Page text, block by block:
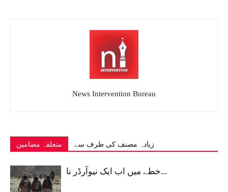
News Intervention Bureau
متعلقہ مضامین زیادہ مصنف کی طرف سے
خطے میں اب ایک نیوآرڈر نا...